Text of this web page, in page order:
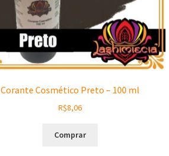
Corante Cosmético Preto – 100 ml
R$8,06
Comprar